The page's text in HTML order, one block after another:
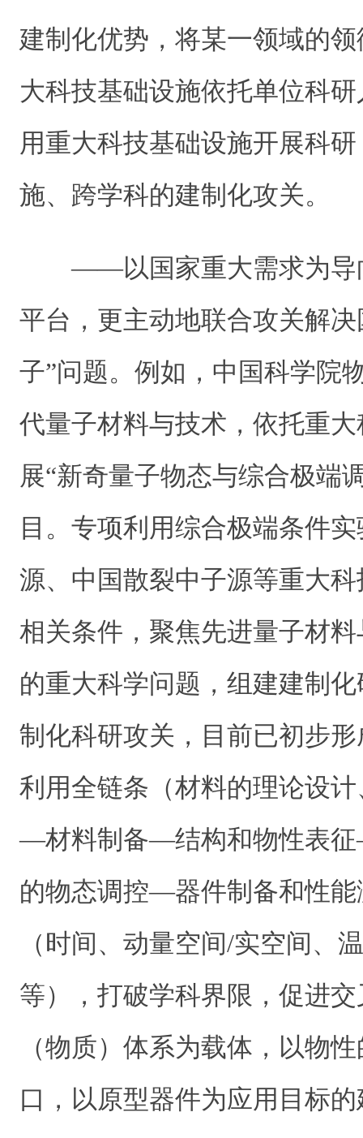
建制化优势，将某一领域的
大科技基础设施依托单位科
用重大科技基础设施开展科
施、跨学科的建制化攻关。
——以国家重大需求为导
平台，更主动地联合攻关解
子”问题。例如，中国科学院
代量子材料与技术，依托重
展“新奇量子物态与综合极端
目。专项利用综合极端条件
源、中国散裂中子源等重大
相关条件，聚焦先进量子材
的重大科学问题，组建建制
制化科研攻关，目前已初步
利用全链条（材料的理论设
—材料制备—结构和物性表
的物态调控—器件制备和性能
（时间、动量空间/实空间、
等），打破学科界限，促进
（物质）体系为载体，以物
口，以原型器件为应用目标